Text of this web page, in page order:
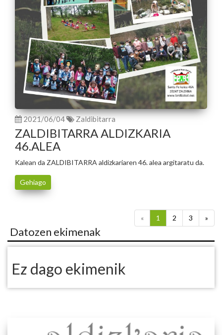
2021/06/04 Zaldibitarra
ZALDIBITARRA ALDIZKARIA
46.ALEA
Kalean da ZALDIBITARRA aldizkariaren 46. alea argitaratu da.
Gehiago
« 1 2 3 »
Datozen ekimenak
Ez dago ekimenik